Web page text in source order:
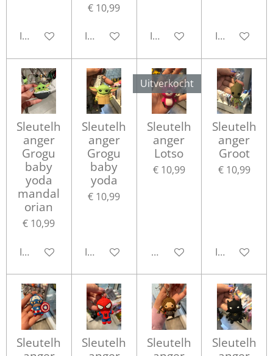
In winkelwagen
€ 10,99
In winkelwagenIn winkelwagenIn
Sleutelh
anger
Grogu
baby
yoda
mandal
orian
€ 10,99
In winkelwagen
Sleutelh
anger
Grogu
baby
yoda
€ 10,99
In winkelwagen
Uitverkocht
Sleutelh
anger
Lotso
€ 10,99
Houd mij op de hoogte
Sleutelh
anger
Groot
€ 10,99
In
Sleutelh
Sleutelh
Sleutelh
Sleutelh